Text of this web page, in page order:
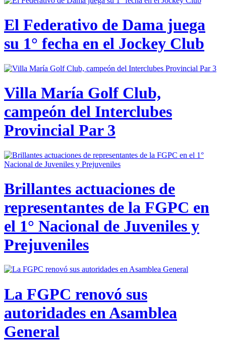
El Federativo de Dama juega
su 1° fecha en el Jockey Club
Villa María Golf Club,
campeón del Interclubes
Provincial Par 3
Brillantes actuaciones de
representantes de la FGPC en
el 1° Nacional de Juveniles y
Prejuveniles
La FGPC renovó sus
autoridades en Asamblea
General